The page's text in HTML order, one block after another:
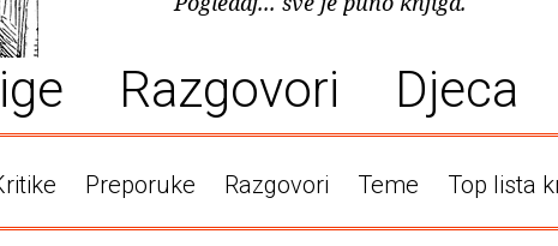
Razgovori Djeca
Preporuke Razgovori Teme Top lista